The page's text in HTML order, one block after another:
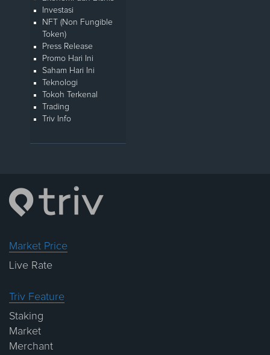
Investasi
NFT (Non Fungible
Token)
Press Release
Promo Hari Ini
Saham Hari Ini
Teknologi
Tokoh Terkenal
Trading
Triv Info
Market Price
Live Rate
Triv Feature
Staking
Market
Merchant